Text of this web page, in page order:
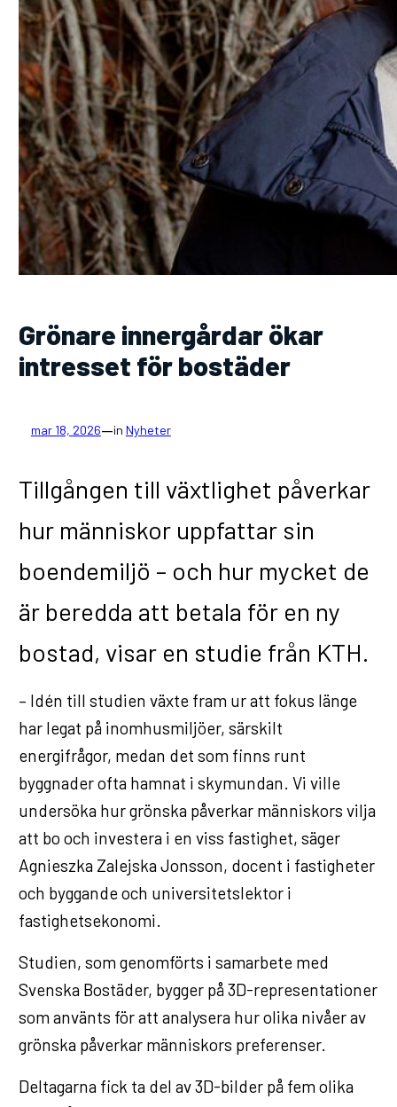
Grönare innergårdar ökar
intresset för bostäder
mar 18, 2026—in Nyheter
Tillgången till växtlighet påverkar
hur människor uppfattar sin
boendemiljö – och hur mycket de
är beredda att betala för en ny
bostad, visar en studie från KTH.
– Idén till studien växte fram ur att fokus länge
har legat på inomhusmiljöer, särskilt
energifrågor, medan det som finns runt
byggnader ofta hamnat i skymundan. Vi ville
undersöka hur grönska påverkar människors vilja
att bo och investera i en viss fastighet, säger
Agnieszka Zalejska Jonsson, docent i fastigheter
och byggande och universitetslektor i
fastighetsekonomi.
Studien, som genomförts i samarbete med
Svenska Bostäder, bygger på 3D-representationer
som använts för att analysera hur olika nivåer av
grönska påverkar människors preferenser.
Deltagarna fick ta del av 3D-bilder på fem olika